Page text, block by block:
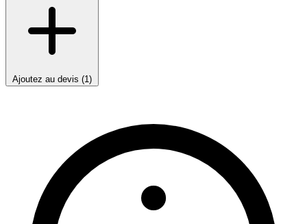
Ajoutez au devis (1)